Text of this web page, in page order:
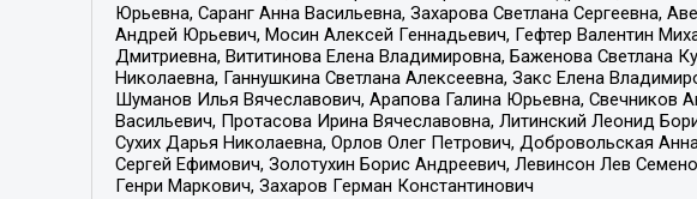
Юрьевна, Саранг Анна Васильевна, Захарова Светлана Сергеевна,
Андрей Юрьевич, Мосин Алексей Геннадьевич, Гефтер Валентин
Дмитриевна, Вититинова Елена Владимировна, Баженова Светлана
Николаевна, Ганнушкина Светлана Алексеевна, Закс Елена
Шуманов Илья Вячеславович, Арапова Галина Юрьевна,
Васильевич, Протасова Ирина Вячеславовна, Литинский Леонид
Сухих Дарья Николаевна, Орлов Олег Петрович, Добровольская
Сергей Ефимович, Золотухин Борис Андреевич, Левинсон Лев
Генри Маркович, Захаров Герман Константинович